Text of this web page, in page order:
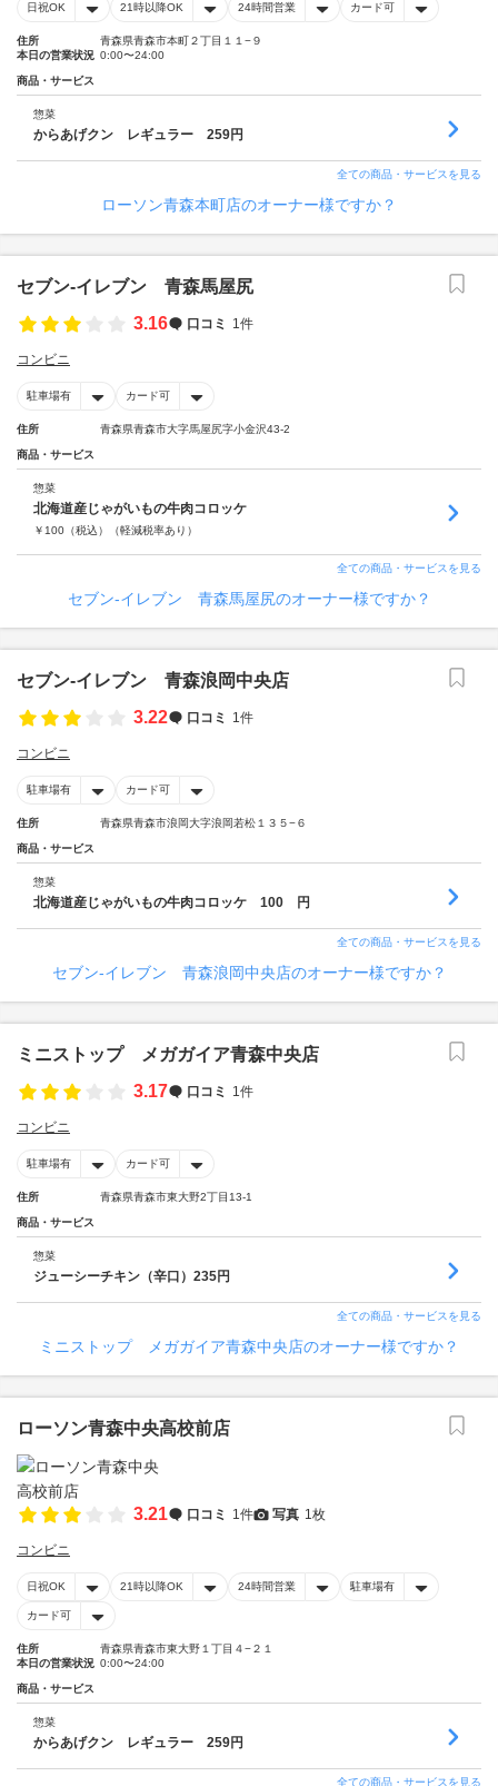
日祝OK 21時以降OK 24時間営業 カード可
住所
青森県青森市本町２丁目１１−９
本日の営業状況 0:00〜24:00
商品・サービス
惣菜
からあげクン レギュラー 259円
全ての商品・サービスを見る
ローソン青森本町店のオーナー様ですか？
セブン‐イレブン 青森馬屋尻
3.16
口コミ 1件
コンビニ
駐車場有 カード可
住所 青森県青森市大字馬屋尻字小金沢43-2
商品・サービス
惣菜
北海道産じゃがいもの牛肉コロッケ
￥ 100 （税込） （軽減税率あり）
全ての商品・サービスを見る
セブン‐イレブン 青森馬屋尻のオーナー様ですか？
セブン‐イレブン 青森浪岡中央店
3.22
口コミ 1件
コンビニ
駐車場有 カード可
住所 青森県青森市浪岡大字浪岡若松１３５−６
商品・サービス
惣菜
北海道産じゃがいもの牛肉コロッケ 100 円
全ての商品・サービスを見る
セブン‐イレブン 青森浪岡中央店のオーナー様ですか？
ミニストップ メガガイア青森中央店
3.17
口コミ 1件
コンビニ
駐車場有 カード可
住所 青森県青森市東大野2丁目13-1
商品・サービス
惣菜
ジューシーチキン（辛口）235円
全ての商品・サービスを見る
ミニストップ メガガイア青森中央店のオーナー様ですか？
ローソン青森中央高校前店
3.21 口コミ 1件 写真 1枚
コンビニ
日祝OK 21時以降OK 24時間営業 駐車場有
カード可
住所
青森県青森市東大野１丁目４−２１
本日の営業状況 0:00〜24:00
商品・サービス
惣菜
からあげクン レギュラー 259円
全ての商品・サービスを見る